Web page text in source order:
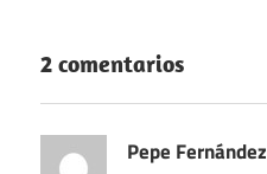
2 comentarios
Pepe Fernández